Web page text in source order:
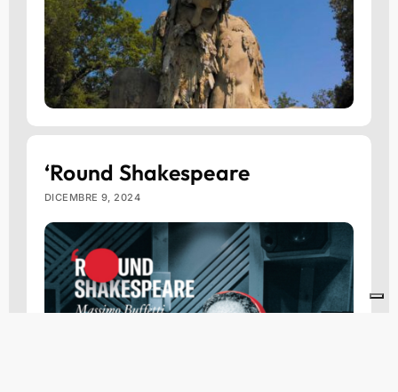
‘Round Shakespeare
DICEMBRE 9, 2024